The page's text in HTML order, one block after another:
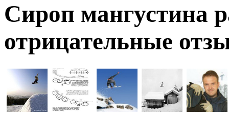
Сироп мангустина
отрицательные